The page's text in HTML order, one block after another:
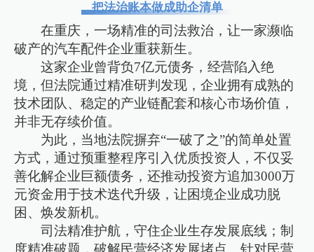
把法治账本做成助企清单
在重庆，一场精准的司法救治，让一家濒临
破产的汽车配件企业重获新生。
这家企业曾背负7亿元债务，经营陷入绝
境，但法院通过精准研判发现，企业拥有成熟的
技术团队、稳定的产业链配套和核心市场价值，
并非无存续价值。
为此，当地法院摒弃“一破了之”的简单处置
方式，通过预重整程序引入优质投资人，不仅妥
善化解企业巨额债务，还推动投资方追加3000万
元资金用于技术迭代升级，让困境企业成功脱
困、焕发新机。
司法精准护航，守住企业生存发展底线；制
度精准破题，破解民营经济发展堵点。针对民营